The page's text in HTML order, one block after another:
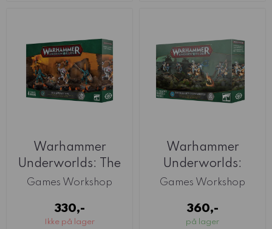
Warhammer
Underworlds: The
Jaws Of Itzl
Games Workshop
330,-
Ikke på lager
Warhammer
Underworlds:
Thyrielle's
Games Workshop
360,-
på lager